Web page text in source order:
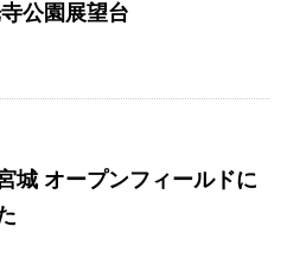
公園展望台
城 オープンフィールドに